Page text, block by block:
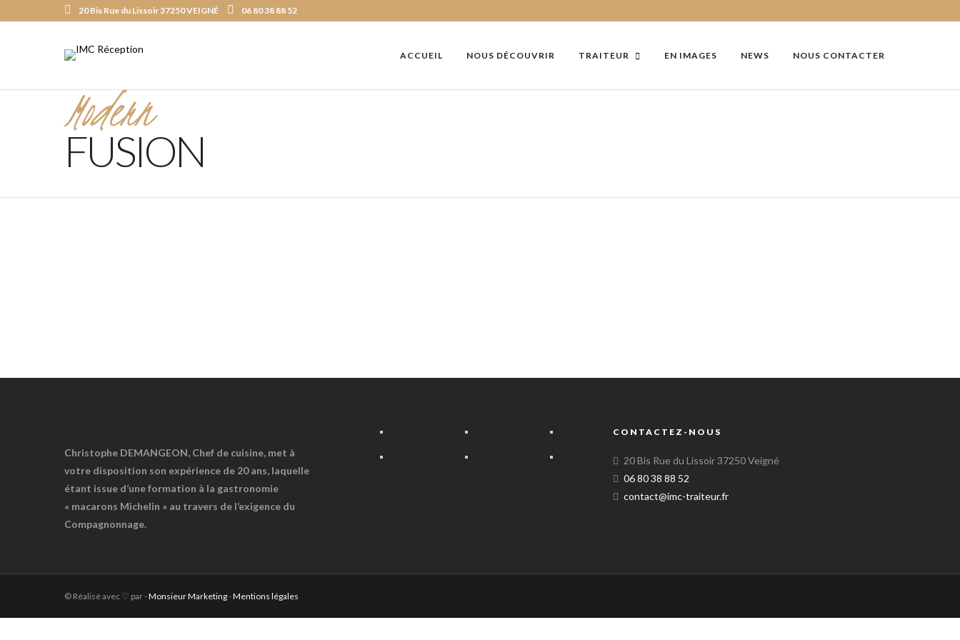
20 Bis Rue du Lissoir 37250 VEIGNÉ 06 80 38 88 52
ACCUEIL NOUS DÉCOUVRIR TRAITEUR EN IMAGES NEWS NOUS CONTACTER
Modern
FUSION
Christophe DEMANGEON, Chef de cuisine, met à
votre disposition son expérience de 20 ans, laquelle
étant issue d’une formation à la gastronomie
« macarons Michelin » au travers de l’exigence du
Compagnonnage.
CONTACTEZ-NOUS
20 Bis Rue du Lissoir 37250 Veigné
06 80 38 88 52
contact@imc-traiteur.fr
© Réalisé avec ♡ par -Monsieur Marketing-Mentions légales